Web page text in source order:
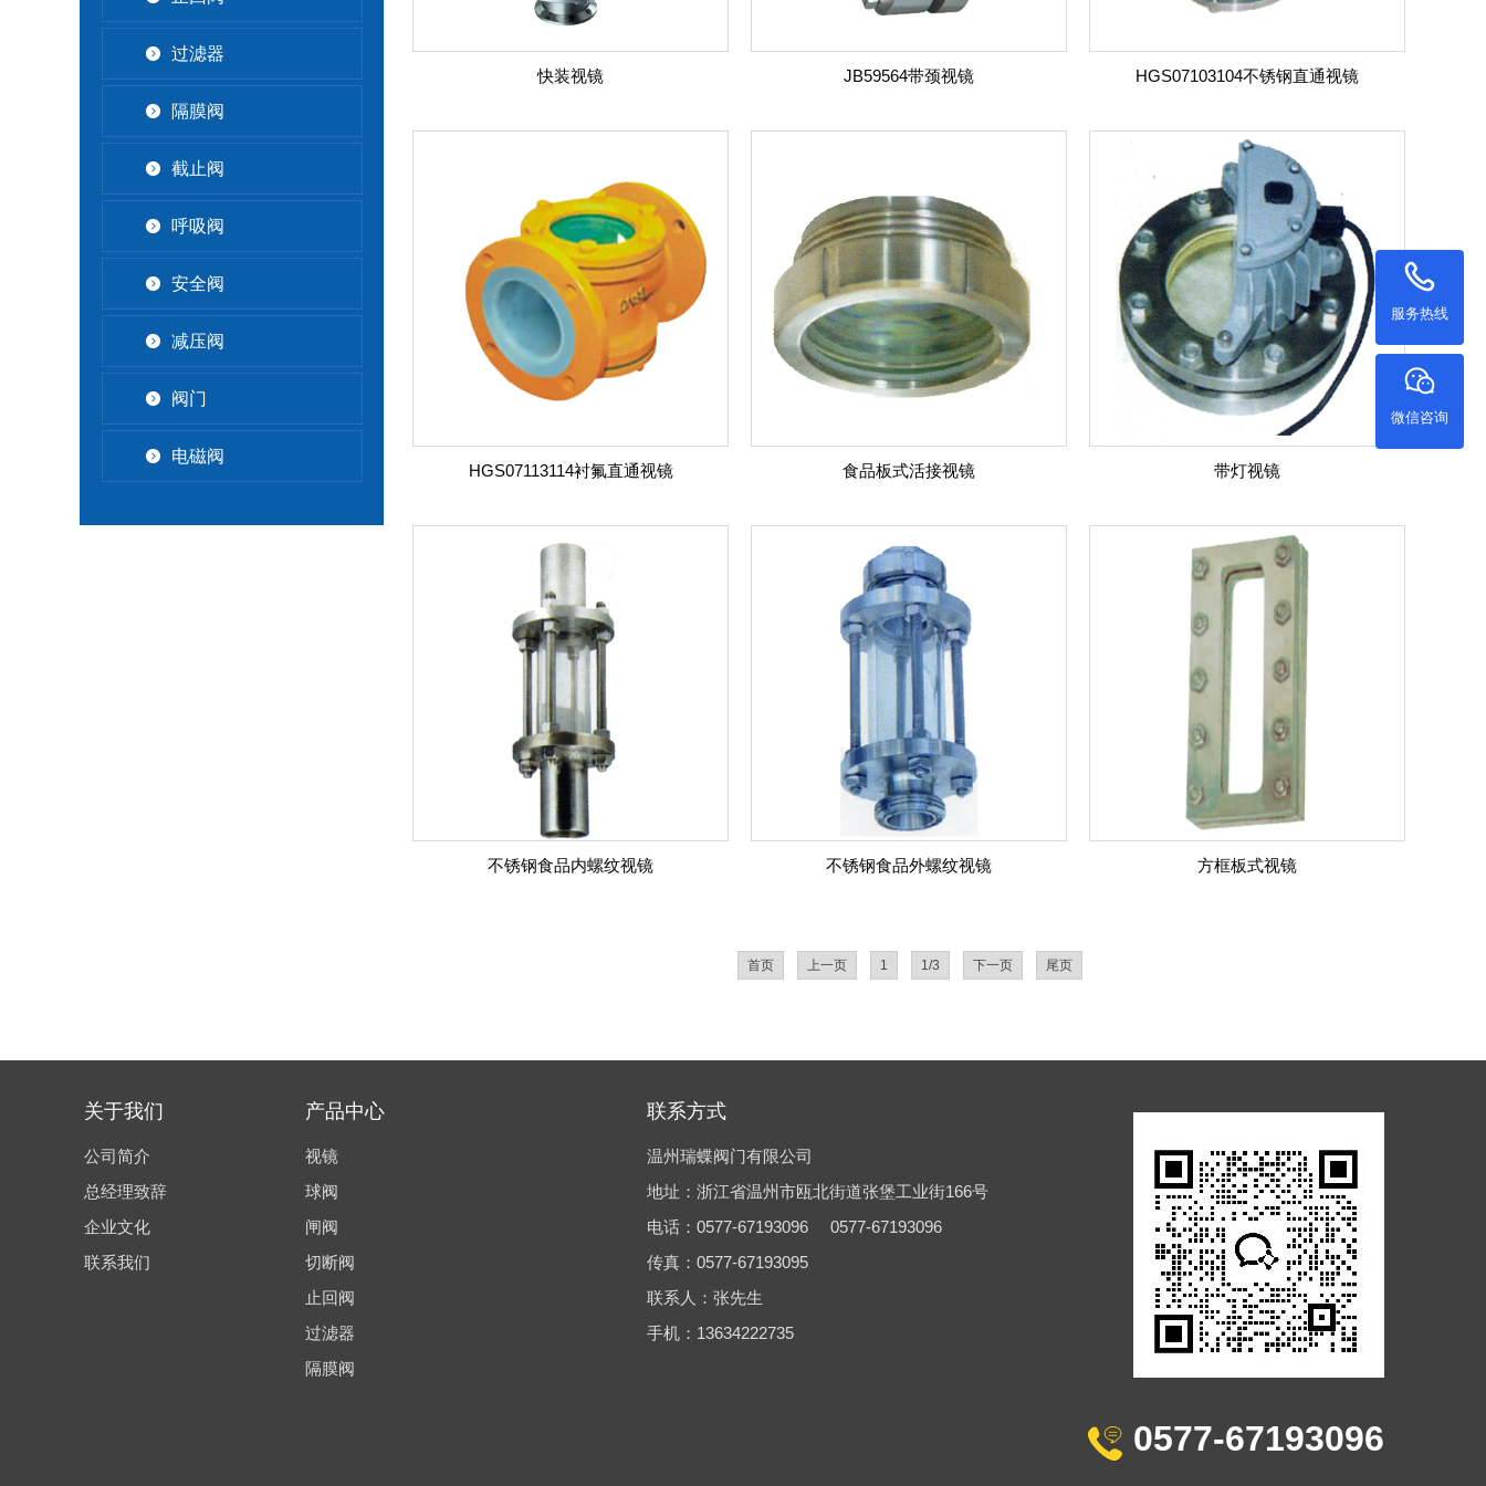
过滤器
隔膜阀
截止阀
呼吸阀
安全阀
减压阀
阀门
电磁阀
快装视镜 JB59564带颈视镜 HGS07103104不锈钢直通视镜
HGS07113114衬氟直通视镜 食品板式活接视镜 带灯视镜
不锈钢食品内螺纹视镜 不锈钢食品外螺纹视镜 方框板式视镜
首页 上一页 1 1/3 下一页 尾页
关于我们
公司简介
总经理致辞
企业文化
联系我们
产品中心
视镜
球阀
闸阀
切断阀
止回阀
过滤器
隔膜阀
联系方式
温州瑞蝶阀门有限公司
地址：浙江省温州市瓯北街道张堡工业街166号
电话： 0577-67193096
0577-67193096
传真： 0577-67193095
联系人：张先生
手机： 13634222735
0577-67193096
服务热线
微信咨询